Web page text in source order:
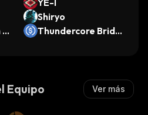
g (Ondo Tokenized)
YE-I
Shiryo
Thundercore Bridg
Equipo Ver más